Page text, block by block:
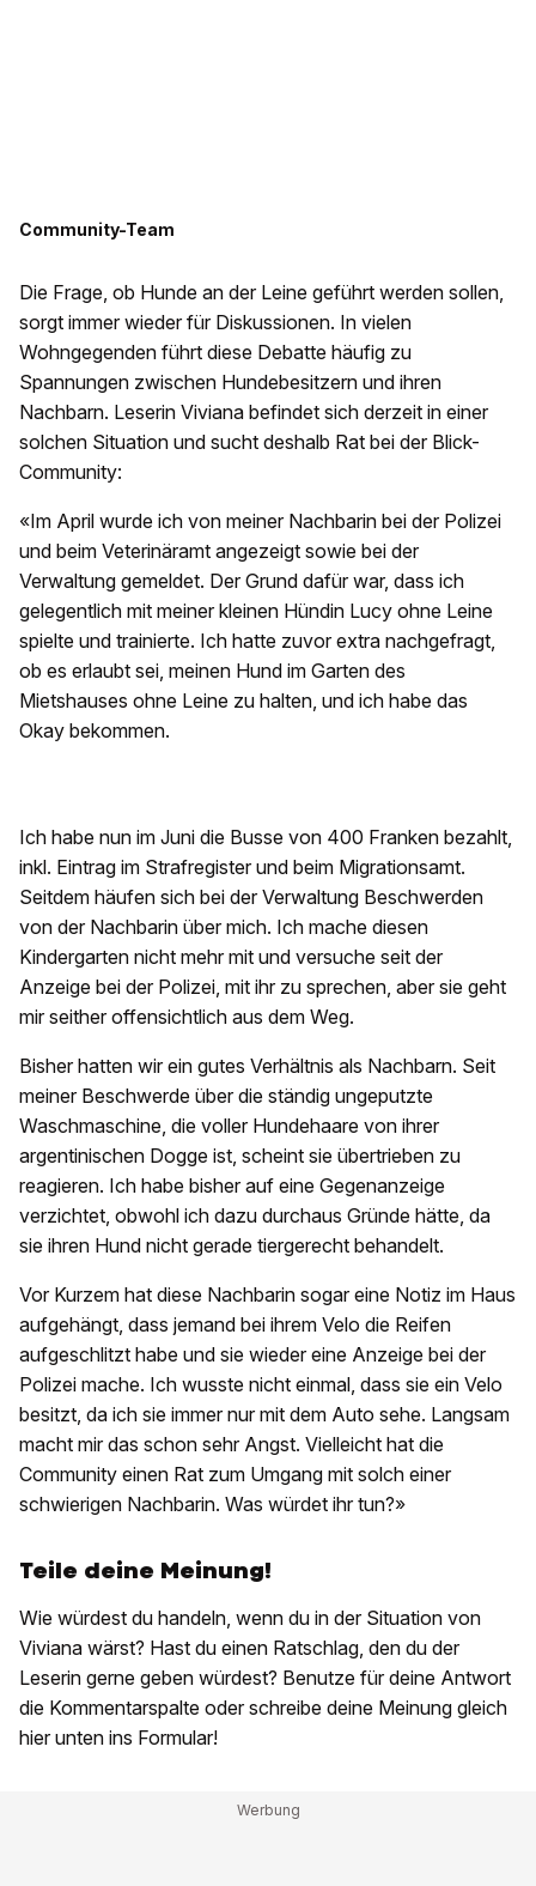
Community-Team
Die Frage, ob Hunde an der Leine geführt werden sollen,
sorgt immer wieder für Diskussionen. In vielen
Wohngegenden führt diese Debatte häufig zu
Spannungen zwischen Hundebesitzern und ihren
Nachbarn. Leserin Viviana befindet sich derzeit in einer
solchen Situation und sucht deshalb Rat bei der Blick-
Community:
«Im April wurde ich von meiner Nachbarin bei der Polizei
und beim Veterinäramt angezeigt sowie bei der
Verwaltung gemeldet. Der Grund dafür war, dass ich
gelegentlich mit meiner kleinen Hündin Lucy ohne Leine
spielte und trainierte. Ich hatte zuvor extra nachgefragt,
ob es erlaubt sei, meinen Hund im Garten des
Mietshauses ohne Leine zu halten, und ich habe das
Okay bekommen.
Ich habe nun im Juni die Busse von 400 Franken bezahlt,
inkl. Eintrag im Strafregister und beim Migrationsamt.
Seitdem häufen sich bei der Verwaltung Beschwerden
von der Nachbarin über mich. Ich mache diesen
Kindergarten nicht mehr mit und versuche seit der
Anzeige bei der Polizei, mit ihr zu sprechen, aber sie geht
mir seither offensichtlich aus dem Weg.
Bisher hatten wir ein gutes Verhältnis als Nachbarn. Seit
meiner Beschwerde über die ständig ungeputzte
Waschmaschine, die voller Hundehaare von ihrer
argentinischen Dogge ist, scheint sie übertrieben zu
reagieren. Ich habe bisher auf eine Gegenanzeige
verzichtet, obwohl ich dazu durchaus Gründe hätte, da
sie ihren Hund nicht gerade tiergerecht behandelt.
Vor Kurzem hat diese Nachbarin sogar eine Notiz im Haus
aufgehängt, dass jemand bei ihrem Velo die Reifen
aufgeschlitzt habe und sie wieder eine Anzeige bei der
Polizei mache. Ich wusste nicht einmal, dass sie ein Velo
besitzt, da ich sie immer nur mit dem Auto sehe. Langsam
macht mir das schon sehr Angst. Vielleicht hat die
Community einen Rat zum Umgang mit solch einer
schwierigen Nachbarin. Was würdet ihr tun?»
Teile deine Meinung!
Wie würdest du handeln, wenn du in der Situation von
Viviana wärst? Hast du einen Ratschlag, den du der
Leserin gerne geben würdest? Benutze für deine Antwort
die Kommentarspalte oder schreibe deine Meinung gleich
hier unten ins Formular!